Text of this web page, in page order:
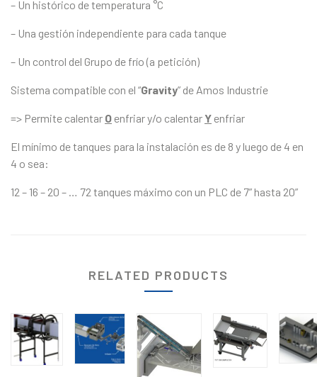
– Un histórico de temperatura °C
– Una gestión independiente para cada tanque
– Un control del Grupo de frío (a petición)
Sistema compatible con el “Gravity” de Amos Industrie
=> Permite calentar O enfriar y/o calentar Y enfriar
El mínimo de tanques para la instalación es de 8 y luego de 4 en
4 o sea:
12 – 16 – 20 – … 72 tanques máximo con un PLC de 7” hasta 20”
RELATED PRODUCTS